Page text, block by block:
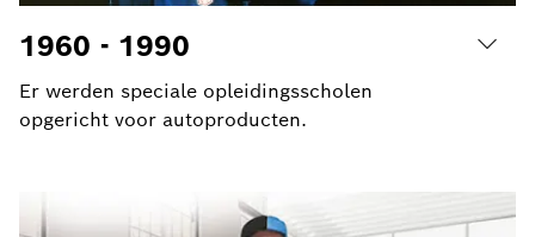
1960 - 1990
Er werden speciale opleidingsscholen
opgericht voor autoproducten.